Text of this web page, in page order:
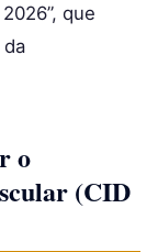
que
o
(CID